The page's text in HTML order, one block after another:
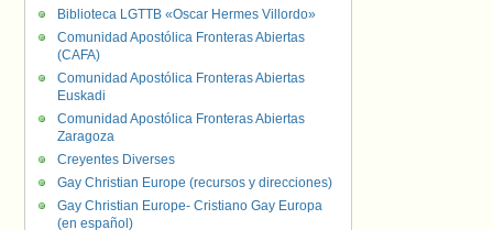
Biblioteca LGTTB «Oscar Hermes Villordo»
Comunidad Apostólica Fronteras Abiertas
(CAFA)
Comunidad Apostólica Fronteras Abiertas
Euskadi
Comunidad Apostólica Fronteras Abiertas
Zaragoza
Creyentes Diverses
Gay Christian Europe (recursos y direcciones)
Gay Christian Europe- Cristiano Gay Europa
(en español)